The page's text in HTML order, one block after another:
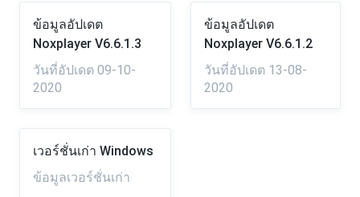
ข้อมูลอัปเดต
Noxplayer V6.6.1.3
วันที่อัปเดต 09-10-
2020
ข้อมูลอัปเดต
Noxplayer V6.6.1.2
วันที่อัปเดต 13-08-
2020
เวอร์ชั่นเก่า Windows
ข้อมูลเวอร์ชั่นเก่า